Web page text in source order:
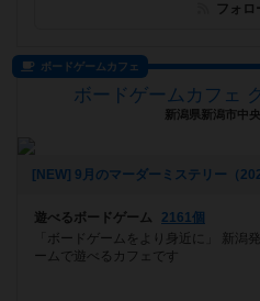
フォロ
ボードゲームカフェ
ボードゲームカフェ
新潟県新潟市中
[NEW] 9月のマーダーミステリー（
遊べるボードゲーム
2161個
「ボードゲームをより身近に」 新潟
ームで遊べるカフェです